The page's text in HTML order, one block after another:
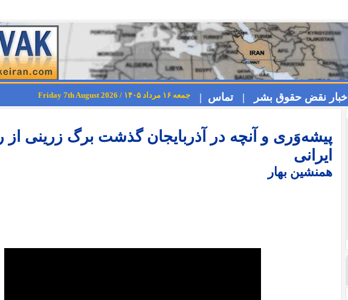
اخبار نقض حقوق بشر | تماس | جمعه ۱۶ مرداد ۱۴۰۵ / Friday 7th August 2026
پیشه‌وَری و آنچه در آذربایجان گذشت برگ زرینی از
ایرانی
همنشین بهار